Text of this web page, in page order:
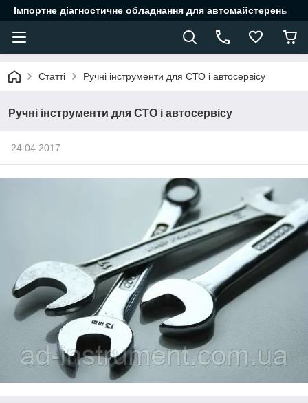
Імпортне діагностичне обладнання для автомайстерень
Статті Ручні інструменти для СТО і автосервісу
Ручні інструменти для СТО і автосервісу
24.04.2017